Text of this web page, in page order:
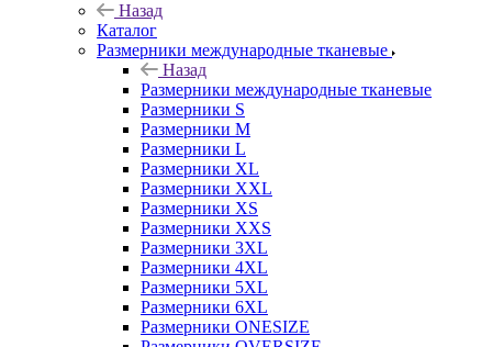
Назад
Каталог
Размерники международные тканевые
Назад
Размерники международные тканевые
Размерники S
Размерники M
Размерники L
Размерники XL
Размерники XXL
Размерники XS
Размерники XXS
Размерники 3XL
Размерники 4XL
Размерники 5XL
Размерники 6XL
Размерники ONESIZE